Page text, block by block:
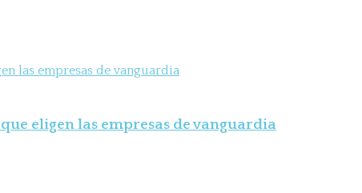
eligen las empresas de vanguardia